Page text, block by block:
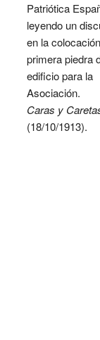
Patriótica
leyendo un
en la
primera piedra
edificio para la
Asociación.
Caras y
(18/10/1913).